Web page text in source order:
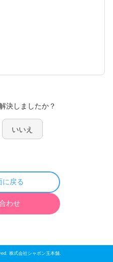
決しましたか？
いいえ
に戻る
わせ
株式会社シャボン玉本舗.